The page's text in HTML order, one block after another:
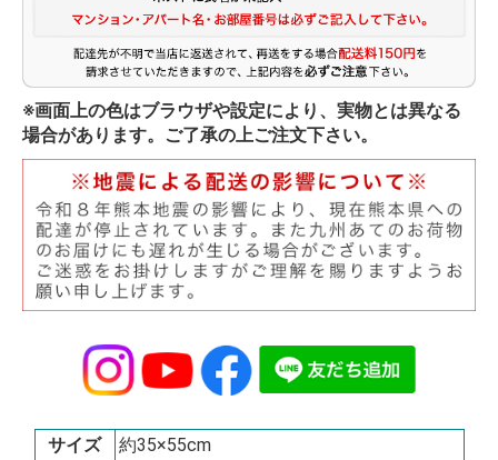
※画面上の色はブラウザや設定により、実物とは異なる
場合があります。ご了承の上ご注文下さい。
サイズ
約35×55cm